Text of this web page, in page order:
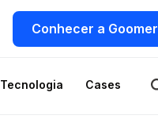
Conhecer a Goomer
Tecnologia Cases